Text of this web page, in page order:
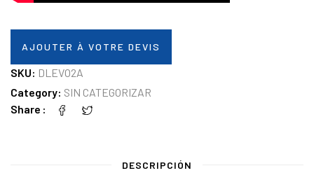
AJOUTER À VOTRE DEVIS
SKU: DLEVO2A
Category: SIN CATEGORIZAR
Share
DESCRIPCIÓN